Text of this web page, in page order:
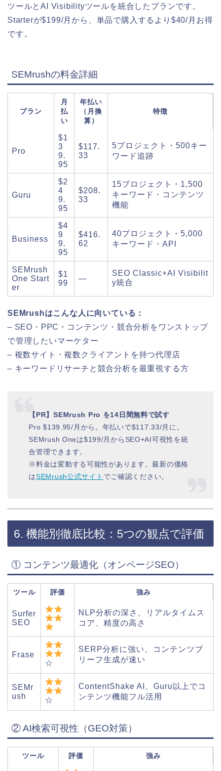
ツールとAI Visibilityツールを統合したプランです。
Starterが$199/月から、単品で購入するより$40/月お得
です。
SEMrushの料金詳細
プラン
月
払
い
年払い
（月換
算）
特徴
Pro
$1
3
9.
95
$117.
33
5プロジェクト・500キー
ワード追跡
Guru
$2
4
9.
95
$208.
33
15プロジェクト・1,500
キーワード・コンテンツ
機能
Business
$4
9
9.
95
$416.
62
40プロジェクト・5,000
キーワード・API
SEMrush
One Start
er
$1
99
—
SEO Classic+AI Visibilit
y統合
SEMrushはこんな人に向いている：
– SEO・PPC・コンテンツ・競合分析をワンストップ
で管理したいマーケター
– 複数サイト・複数クライアントを持つ代理店
– キーワードリサーチと競合分析を最重視する方
【PR】SEMrush Pro を14日間無料で試す
Pro $139.95/月から。年払いで$117.33/月に。
SEMrush Oneは$199/月からSEO+AI可視性を統
合管理できます。
※料金は変動する可能性があります。最新の価格
はSEMrush公式サイト でご確認ください。
6. 機能別徹底比較：5つの観点で評価
① コンテンツ最適化（オンページSEO）
ツール 評価 強み
Surfer
SEO
NLP分析の深さ、リアルタイムス
コア、精度の高さ
Frase
☆
SERP分析に強い、コンテンツブ
リーフ生成が速い
SEMr
ush
☆
ContentShake AI、Guru以上でコ
ンテンツ機能フル活用
② AI検索可視性（GEO対策）
ツール 評価 強み